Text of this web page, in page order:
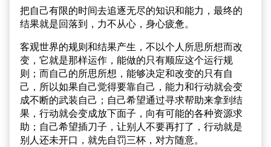
把自己有限的时间去追逐无尽的知识和能力，最终的
结果就是回落到，力不从心，身心疲惫。
客观世界的规则和结果产生，不以个人所思所想而改
变，它就是那样运作，能做的只有顺应这个运行规
则；而自己的所思所想，能够决定和改变的只有自
己，所以如果自己觉得要靠自己，能力和行动就会变
成不断的武装自己；自己希望通过寻求帮助来拿到结
果，行动就会变成放下面子，向有可能的各种资源求
助；自己希望插刀子，让别人不要再打了，行动就是
别人还未开口，就先自罚三杯，对方随意。